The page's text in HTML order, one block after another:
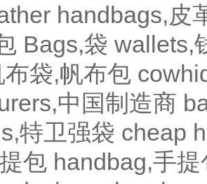
handbags,皮
Bags,袋 wallets,
袋,帆布包
中国制造商
特卫强袋 cheap
包 handbag,手提